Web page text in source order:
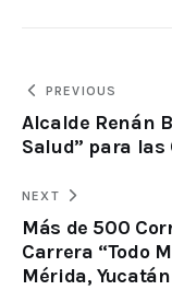
PREVIOUS
Alcalde Renán
Salud” para
NEXT
Más de 500
Carrera “Todo
Mérida, Yucatán